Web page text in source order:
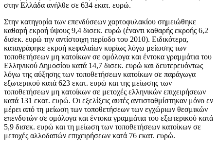
στην Ελλάδα ανήλθε σε 634 εκατ. ευρώ.
Στην κατηγορία των επενδύσεων χαρτοφυλακίου σημειώθηκε
καθαρή εκροή ύψους 9,4 δισεκ. ευρώ (έναντι καθαρής εκροής 6,2
δισεκ. ευρώ την αντίστοιχη περίοδο του 2010). Ειδικότερα,
καταγράφηκε εκροή κεφαλαίων κυρίως λόγω μείωσης των
τοποθετήσεων μη κατοίκων σε ομόλογα και έντοκα γραμμάτια του
Ελληνικού Δημοσίου κατά 14,7 δισεκ. ευρώ και δευτερευόντως
λόγω της αύξησης των τοποθετήσεων κατοίκων σε παράγωγα
εξωτερικού κατά 623 εκατ. ευρώ και της μείωσης των
τοποθετήσεων μη κατοίκων σε μετοχές ελληνικών επιχειρήσεων
κατά 131 εκατ. ευρώ. Οι εξελίξεις αυτές αντισταθμίστηκαν μόνο εν
μέρει από τη μείωση των τοποθετήσεων των εγχώριων θεσμικών
επενδυτών σε ομόλογα και έντοκα γραμμάτια του εξωτερικού κατά
5,9 δισεκ. ευρώ και τη μείωση των τοποθετήσεων κατοίκων σε
μετοχές αλλοδαπών επιχειρήσεων κατά 76 εκατ. ευρώ.